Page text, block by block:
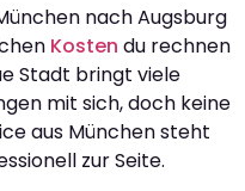
nach Augsburg
Kosten du rechnen
Stadt bringt viele
mit sich, doch keine
aus München steht
zur Seite.